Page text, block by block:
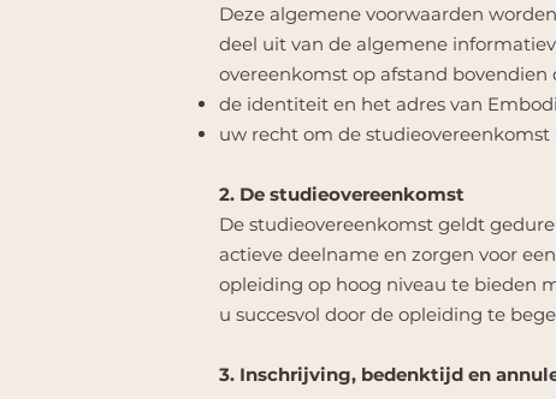
Deze algemene voorwaarden
deel uit van de algemene
overeenkomst op afstand bovendien
de identiteit en het adres van
uw recht om de
2. De studieovereenkomst
De studieovereenkomst geldt
actieve deelname en zorgen voor
opleiding op hoog niveau te bieden
u succesvol door de opleiding te
3. Inschrijving, bedenktijd en